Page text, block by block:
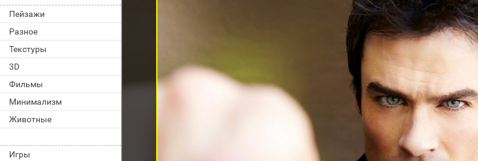
Пейзажи
Разное
Текстуры
3D
Фильмы
Минимализм
Животные
Игры